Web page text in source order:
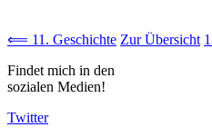
⟸ 11. Geschichte Zur Übersicht
Findet mich in den
sozialen Medien!
Twitter